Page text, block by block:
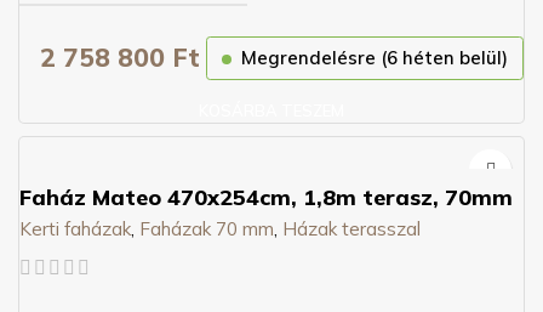
2 758 800 Ft Megrendelésre (6 héten belül)
Faház Mateo 470x254cm, 1,8m terasz, 70mm
Kerti faházak, Faházak 70 mm, Házak terasszal